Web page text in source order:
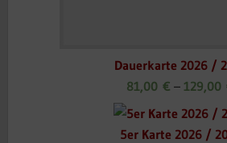
Dauerkarte 2026 /
81,00 € – 129,00
5er Karte 2026 /